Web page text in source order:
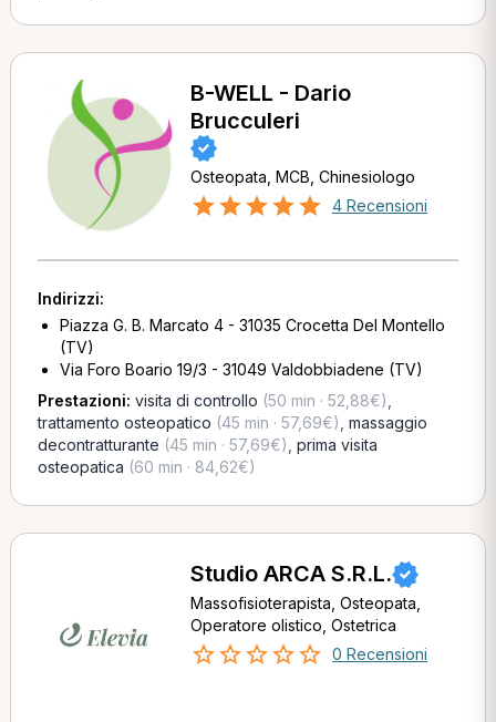
B-WELL - Dario
Brucculeri
Osteopata, MCB, Chinesiologo
4 Recensioni
Indirizzi:
Piazza G. B. Marcato 4 - 31035 Crocetta Del Montello
(TV)
Via Foro Boario 19/3 - 31049 Valdobbiadene (TV)
Prestazioni: visita di controllo (50 min · 52,88€)
trattamento osteopatico (45 min · 57,69€) massaggio
decontratturante (45 min · 57,69€) prima visita
osteopatica (60 min · 84,62€)
Studio ARCA S.R.L.
Massofisioterapista, Osteopata,
Operatore olistico, Ostetrica
0 Recensioni